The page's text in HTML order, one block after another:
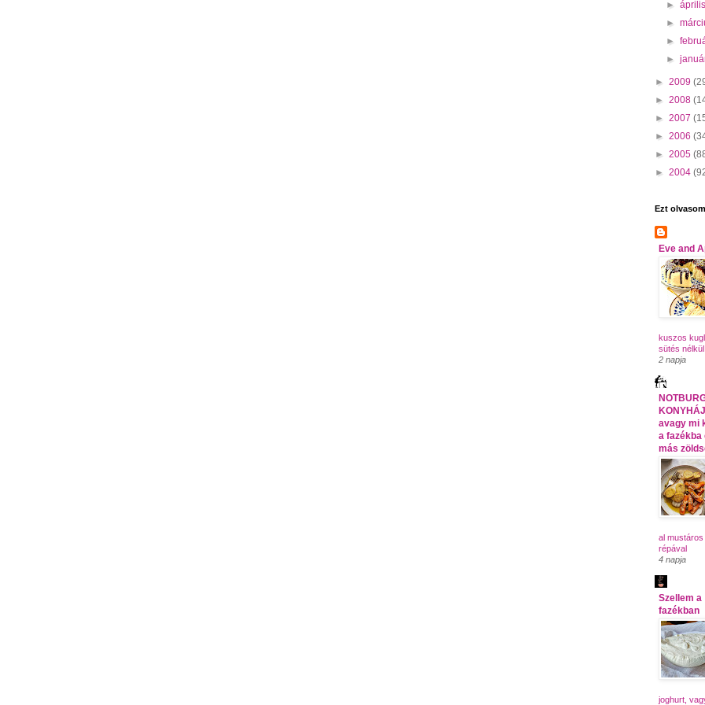
►
►
►
►
► 2009
► 2008
► 2007
► 2006
► 2005
► 2004
Ezt olvasom
Eve and
kuszos
sütés nélkül
2 napja
avagy mi
a fazékba
más
al mustáros
répával
4 napja
Szellem a
fazékban
joghurt,